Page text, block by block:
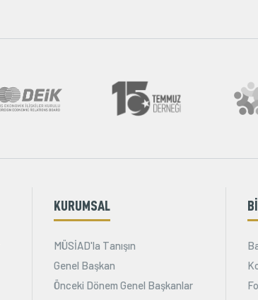
KURUMSAL
MÜSİAD'la Tanışın
Genel Başkan
Önceki Dönem Genel Başkanlar